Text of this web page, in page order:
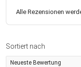
Alle Rezensionen
Sortiert nach